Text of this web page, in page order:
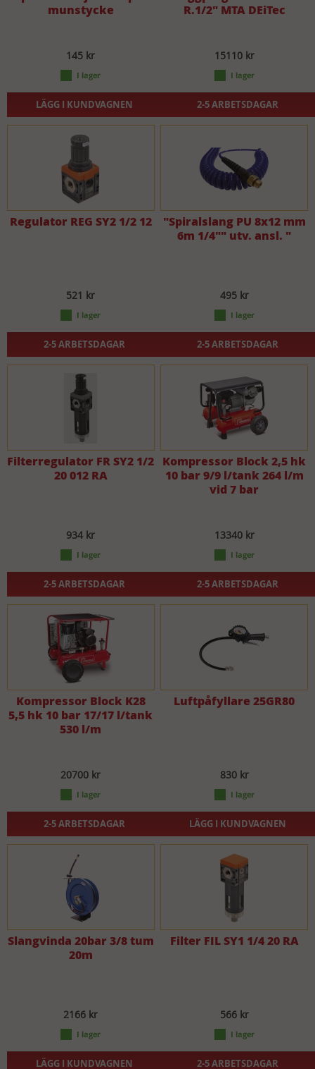
munstycke
145 kr
LÄGG I KUNDVAGNEN
R.1/2" MTA DEiTec
15110 kr
2-5 ARBETSDAGAR
Regulator REG SY2 1/2 12
521 kr
2-5 ARBETSDAGAR
"Spiralslang PU 8x12 mm
6m 1/4"" utv. ansl. "
495 kr
2-5 ARBETSDAGAR
Filterregulator FR SY2 1/2
20 012 RA
934 kr
2-5 ARBETSDAGAR
Kompressor Block 2,5 hk
10 bar 9/9 l/tank 264 l/m
vid 7 bar
13340 kr
2-5 ARBETSDAGAR
Kompressor Block K28
5,5 hk 10 bar 17/17 l/tank
530 l/m
20700 kr
2-5 ARBETSDAGAR
Luftpåfyllare 25GR80
830 kr
LÄGG I KUNDVAGNEN
Slangvinda 20bar 3/8 tum
20m
2166 kr
LÄGG I KUNDVAGNEN
Filter FIL SY1 1/4 20 RA
566 kr
2-5 ARBETSDAGAR